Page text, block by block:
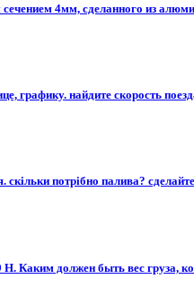
4мм, сделанного из
графику. найдите скорость
скільки потрібно палива?
должен быть вес груза,